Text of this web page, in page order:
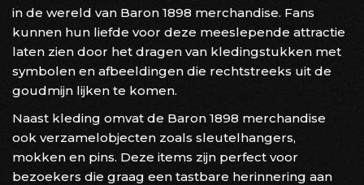
in de wereld van Baron 1898 merchandise. Fans
kunnen hun liefde voor deze meeslepende attractie
laten zien door het dragen van kledingstukken met
symbolen en afbeeldingen die rechtstreeks uit de
goudmijn lijken te komen.
Naast kleding omvat de Baron 1898 merchandise
ook verzamelobjecten zoals sleutelhangers,
mokken en pins. Deze items zijn perfect voor
bezoekers die graag een tastbare herinnering aan